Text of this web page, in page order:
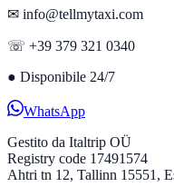
✉ info@tellmytaxi.com
☏ +39 379 321 0340
● Disponibile 24/7
WhatsApp
Gestito da Italtrip OÜ
Registry code 17491574
Ahtri tn 12, Tallinn 15551,